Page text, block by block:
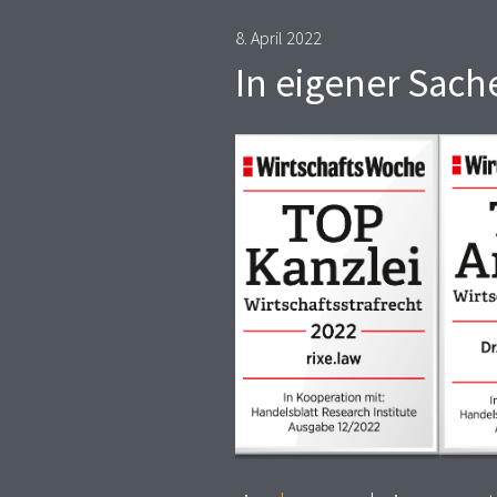
8. April 2022
In eigener